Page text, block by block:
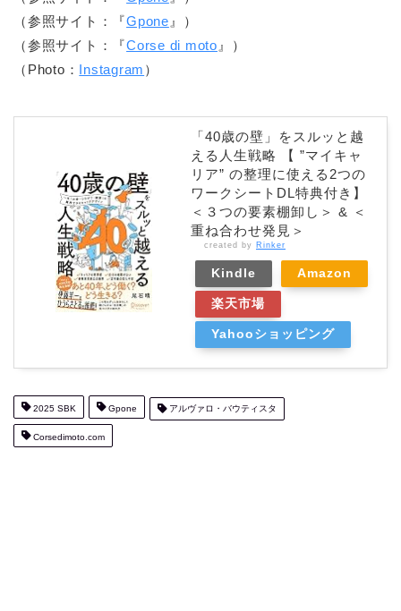
（参照サイト：『Gpone』）
（参照サイト：『Corse di moto』）
（Photo： Instagram ）
「40歳の壁」をスルッと越
える人生戦略 【 ”マイキャ
リア” の整理に使える2つの
ワークシートDL特典付き】
＜３つの要素棚卸し＞ & ＜
重ね合わせ発見＞
created by Rinker
Kindle Amazon
楽天市場
Yahooショッピング
2025 SBK Gpone アルヴァロ・バウティスタ
Corsedimoto.com